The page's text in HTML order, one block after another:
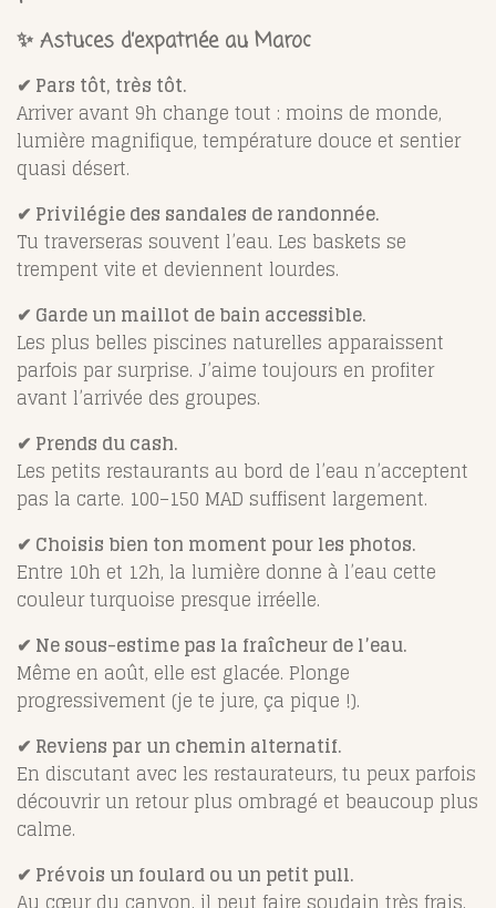
✨ Astuces d’expatriée au Maroc
✔ Pars tôt, très tôt.
Arriver avant 9h change tout : moins de monde,
lumière magnifique, température douce et sentier
quasi désert.
✔ Privilégie des sandales de randonnée.
Tu traverseras souvent l’eau. Les baskets se
trempent vite et deviennent lourdes.
✔ Garde un maillot de bain accessible.
Les plus belles piscines naturelles apparaissent
parfois par surprise. J’aime toujours en profiter
avant l’arrivée des groupes.
✔ Prends du cash.
Les petits restaurants au bord de l’eau n’acceptent
pas la carte. 100–150 MAD suffisent largement.
✔ Choisis bien ton moment pour les photos.
Entre 10h et 12h, la lumière donne à l’eau cette
couleur turquoise presque irréelle.
✔ Ne sous-estime pas la fraîcheur de l’eau.
Même en août, elle est glacée. Plonge
progressivement (je te jure, ça pique !).
✔ Reviens par un chemin alternatif.
En discutant avec les restaurateurs, tu peux parfois
découvrir un retour plus ombragé et beaucoup plus
calme.
✔ Prévois un foulard ou un petit pull.